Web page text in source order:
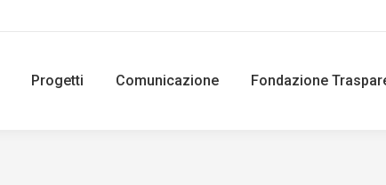
Progetti Comunicazione Fondazione